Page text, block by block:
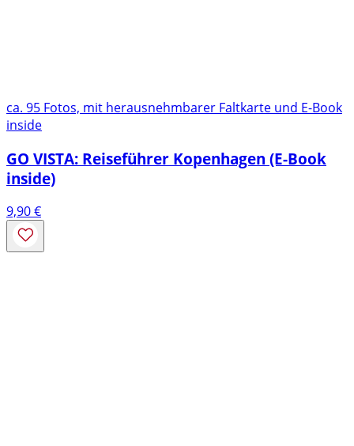
ca. 95 Fotos, mit herausnehmbarer Faltkarte und E-Book
inside
GO VISTA: Reiseführer Kopenhagen (E-Book
inside)
9,90€